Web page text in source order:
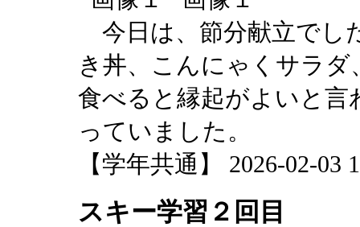
今日は、節分献立でし
き丼、こんにゃくサラ
食べると縁起がよいと
っていました。
【学年共通】 2026-02-03
スキー学習２回目